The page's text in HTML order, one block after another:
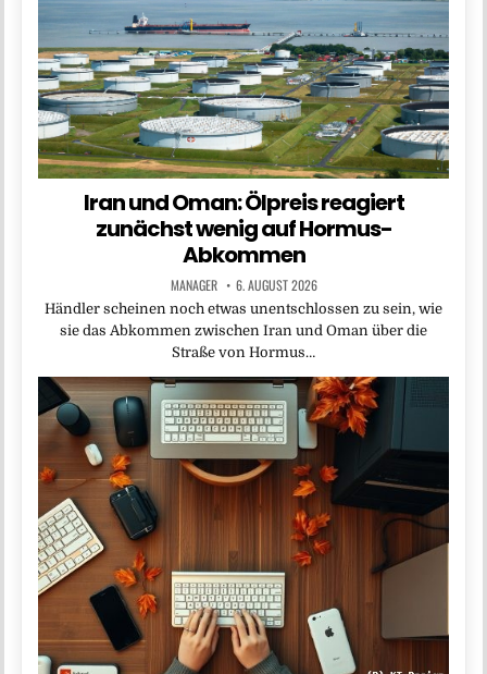
Iran und Oman: Ölpreis reagiert
zunächst wenig auf Hormus-
Abkommen
MANAGER 6. AUGUST 2026
Händler scheinen noch etwas unentschlossen zu sein, wie
sie das Abkommen zwischen Iran und Oman über die
Straße von Hormus…